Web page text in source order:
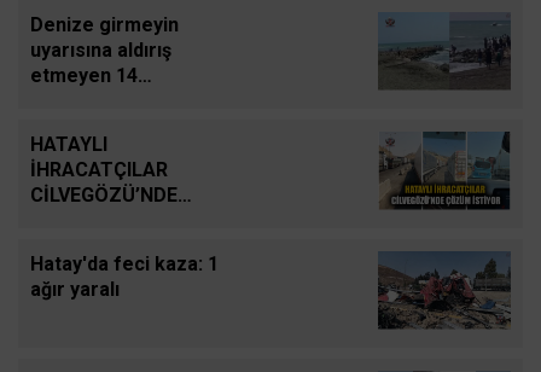
Denize girmeyin
uyarısına aldırış
etmeyen 14
kayboldu
HATAYLI
İHRACATÇILAR
CİLVEGÖZÜ’NDE
Hatay'da feci kaza: 1
ağır yaralı